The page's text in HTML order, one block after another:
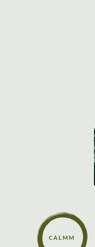
C A L M M